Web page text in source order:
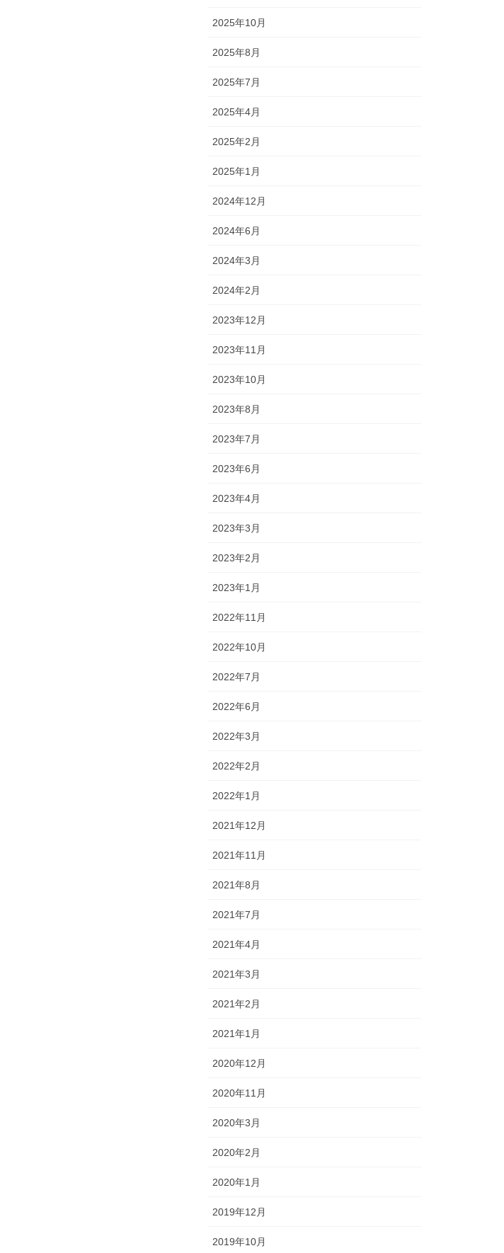
2025年10月
2025年8月
2025年7月
2025年4月
2025年2月
2025年1月
2024年12月
2024年6月
2024年3月
2024年2月
2023年12月
2023年11月
2023年10月
2023年8月
2023年7月
2023年6月
2023年4月
2023年3月
2023年2月
2023年1月
2022年11月
2022年10月
2022年7月
2022年6月
2022年3月
2022年2月
2022年1月
2021年12月
2021年11月
2021年8月
2021年7月
2021年4月
2021年3月
2021年2月
2021年1月
2020年12月
2020年11月
2020年3月
2020年2月
2020年1月
2019年12月
2019年10月